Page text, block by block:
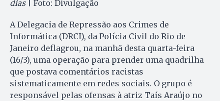
dias| Foto: Divulgação
A Delegacia de Repressão aos Crimes de
Informática (DRCI), da Polícia Civil do Rio de
Janeiro deflagrou, na manhã desta quarta-feira
(16/3), uma operação para prender uma quadrilha
que postava comentários racistas
sistematicamente em redes sociais. O grupo é
responsável pelas ofensas à atriz Taís Araújo no